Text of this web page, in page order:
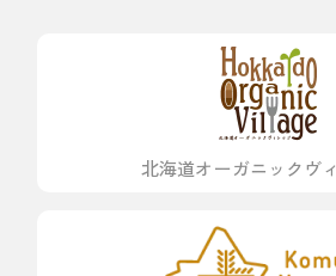
北海道オーガニックヴ